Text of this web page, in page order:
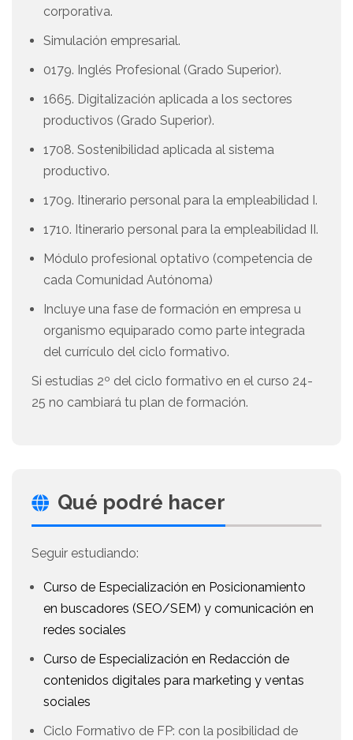
corporativa.
Simulación empresarial.
0179. Inglés Profesional (Grado Superior).
1665. Digitalización aplicada a los sectores
productivos (Grado Superior).
1708. Sostenibilidad aplicada al sistema
productivo.
1709. Itinerario personal para la empleabilidad I.
1710. Itinerario personal para la empleabilidad II.
Módulo profesional optativo (competencia de
cada Comunidad Autónoma)
Incluye una fase de formación en empresa u
organismo equiparado como parte integrada
del currículo del ciclo formativo.
Si estudias 2º del ciclo formativo en el curso 24-
25 no cambiará tu plan de formación.
Qué podré hacer
Seguir estudiando:
Curso de Especialización en Posicionamiento
en buscadores (SEO/SEM) y comunicación en
redes sociales
Curso de Especialización en Redacción de
contenidos digitales para marketing y ventas
sociales
Ciclo Formativo de FP: con la posibilidad de